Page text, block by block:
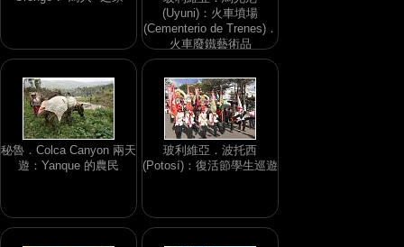
(Uyuni)：火車墳場
(Cementerio de Trenes)．
火車廢鐵藝術品
秘魯．Colca Canyon 兩天
遊：Yanque 的農民
玻利維亞．波托西
(Potosí)：復活節學生巡遊